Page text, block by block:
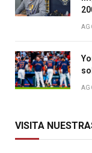
VISITA